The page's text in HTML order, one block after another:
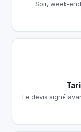
Soir, week-
Le devis signé